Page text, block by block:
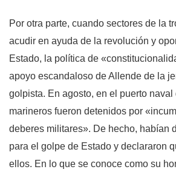
Por otra parte, cuando sectores de la
acudir en ayuda de la revolución y
Estado, la política de
apoyo escandaloso de Allende de la
golpista. En agosto, en el puerto
marineros fueron detenidos por
deberes militares». De hecho, habían
para el golpe de Estado y declararon
ellos. En lo que se conoce como su